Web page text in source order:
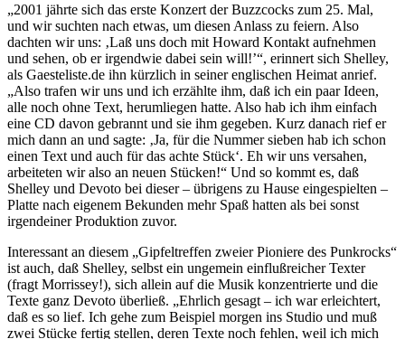
„2001 jährte sich das erste Konzert der Buzzcocks zum 25. Mal,
und wir suchten nach etwas, um diesen Anlass zu feiern. Also
dachten wir uns: ‚Laß uns doch mit Howard Kontakt aufnehmen
und sehen, ob er irgendwie dabei sein will!’“, erinnert sich Shelley,
als Gaesteliste.de ihn kürzlich in seiner englischen Heimat anrief.
„Also trafen wir uns und ich erzählte ihm, daß ich ein paar Ideen,
alle noch ohne Text, herumliegen hatte. Also hab ich ihm einfach
eine CD davon gebrannt und sie ihm gegeben. Kurz danach rief er
mich dann an und sagte: ‚Ja, für die Nummer sieben hab ich schon
einen Text und auch für das achte Stück‘. Eh wir uns versahen,
arbeiteten wir also an neuen Stücken!“ Und so kommt es, daß
Shelley und Devoto bei dieser – übrigens zu Hause eingespielten –
Platte nach eigenem Bekunden mehr Spaß hatten als bei sonst
irgendeiner Produktion zuvor.
Interessant an diesem „Gipfeltreffen zweier Pioniere des Punkrocks“
ist auch, daß Shelley, selbst ein ungemein einflußreicher Texter
(fragt Morrissey!), sich allein auf die Musik konzentrierte und die
Texte ganz Devoto überließ. „Ehrlich gesagt – ich war erleichtert,
daß es so lief. Ich gehe zum Beispiel morgen ins Studio und muß
zwei Stücke fertig stellen, deren Texte noch fehlen, weil ich mich